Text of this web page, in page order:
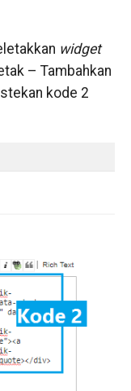
widget
– Tambahkan
kode 2